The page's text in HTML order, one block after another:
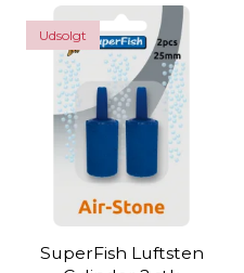
Udsolgt
SuperFish Luftsten